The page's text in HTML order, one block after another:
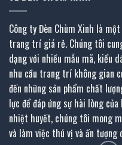
Công ty Đèn Chùm Xinh là
trang trí giá rẻ. Chúng tôi
dạng với nhiều mẫu mã, kiểu
nhu cầu trang trí không gian
đến những sản phẩm chất
lực để đáp ứng sự hài lòng
nhiệt huyết, chúng tôi mong
và làm việc thú vị và ấn